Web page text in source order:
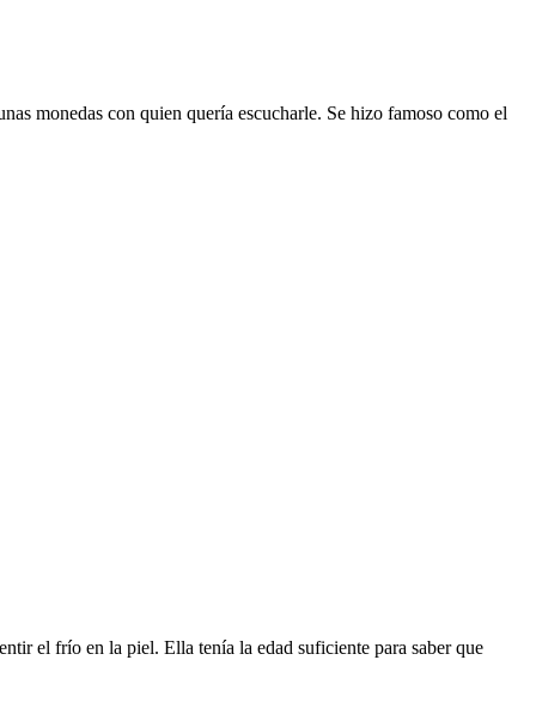
monedas con quien quería escucharle. Se hizo famoso como el
el frío en la piel. Ella tenía la edad suficiente para saber que